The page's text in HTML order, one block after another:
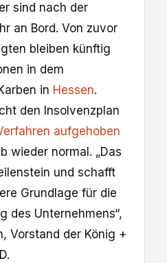
sind nach der
an Bord. Von zuvor
bleiben künftig
in dem
in Hessen.
den Insolvenzplan
aufgehoben
wieder normal. „Das
und schafft
Grundlage für die
des Unternehmens“,
Vorstand der König +